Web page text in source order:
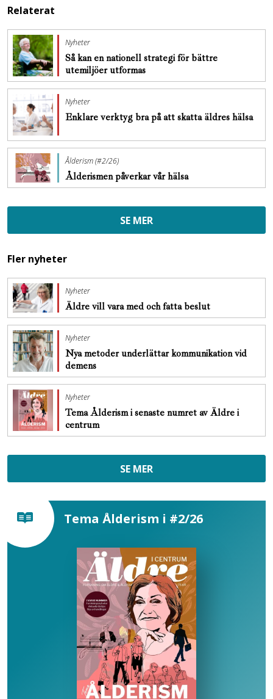
Relaterat
Nyheter
Så kan en nationell strategi för bättre
utemiljöer utformas
Nyheter
Enklare verktyg bra på att skatta äldres hälsa
Ålderism (#2/26)
Ålderismen påverkar vår hälsa
SE MER
Fler nyheter
Nyheter
Äldre vill vara med och fatta beslut
Nyheter
Nya metoder underlättar kommunikation vid
demens
Nyheter
Tema Ålderism i senaste numret av Äldre i
centrum
SE MER
Tema Ålderism i #2/26